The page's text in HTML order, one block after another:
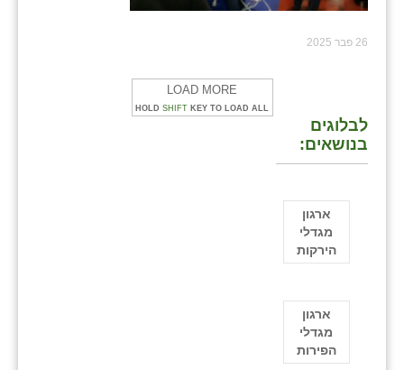
26 פבר 2025
LOAD MORE
HOLD SHIFT KEY TO LOAD ALL
לבלוגים
בנושאים:
ארגון
מגדלי
הירקות
ארגון
מגדלי
הפירות